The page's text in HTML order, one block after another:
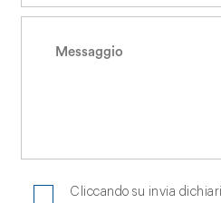
Cliccando su invia